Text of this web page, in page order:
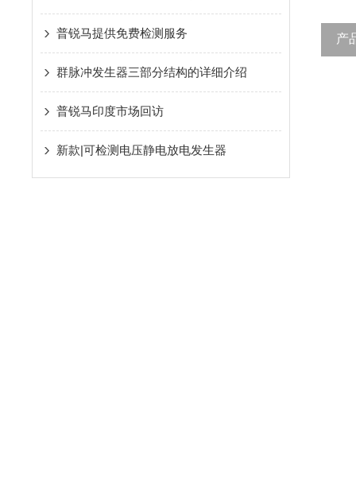
普锐马提供免费检测服务
群脉冲发生器三部分结构的详细介绍
普锐马印度市场回访
新款|可检测电压静电放电发生器
产